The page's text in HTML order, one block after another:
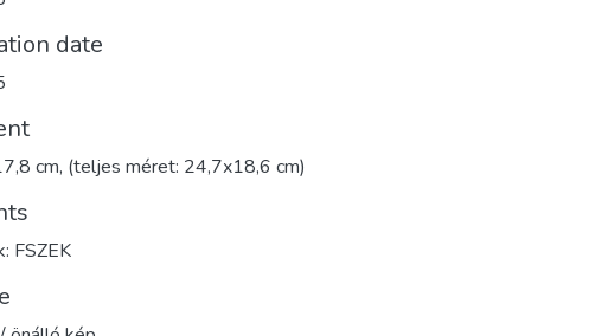
date
cm, (teljes méret: 24,7x18,6 cm)
FSZEK